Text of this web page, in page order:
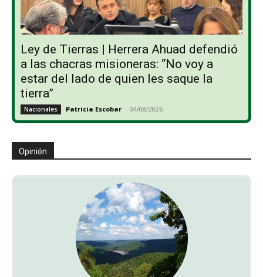
Ley de Tierras | Herrera Ahuad defendió
a las chacras misioneras: “No voy a
estar del lado de quien les saque la
tierra”
Nacionales Patricia Escobar - 04/08/2026
Opinión